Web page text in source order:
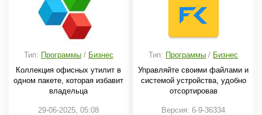
Тип: Программы/ Бизнес
Коллекция офисных утилит в
одном пакете, которая избавит
владельца
29-06-2025, 05:08
Тип: Программы / Бизнес
Управляйте своими файлами и
системой устройства, удобно
отсортировав
Версия: 6-9-36334